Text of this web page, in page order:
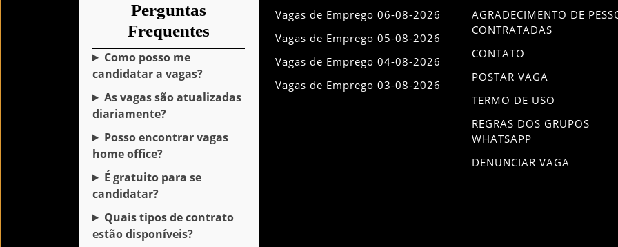
Perguntas
Frequentes
Como posso me
candidatar a vagas?
As vagas são atualizadas
diariamente?
Posso encontrar vagas
home office?
É gratuito para se
candidatar?
Quais tipos de contrato
estão disponíveis?
Vagas de Emprego 06-08-2026
Vagas de Emprego 05-08-2026
Vagas de Emprego 04-08-2026
Vagas de Emprego 03-08-2026
AGRADECIMENTO DE
CONTRATADAS
CONTATO
POSTAR VAGA
TERMO DE USO
REGRAS DOS GRUPOS
WHATSAPP
DENUNCIAR VAGA